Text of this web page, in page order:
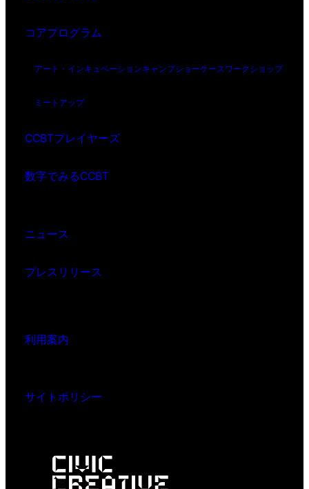
コアプログラム
アート・インキュベーションキャンプショーケースワークショップ
ミートアップ
CCBTプレイヤーズ
数字でみるCCBT
ニュース
プレスリリース
利用案内
サイトポリシー